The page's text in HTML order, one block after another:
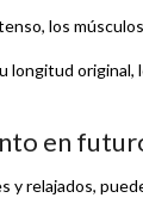
los
longitud
en
y relajados,